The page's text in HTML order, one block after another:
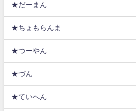
★だーまん
★ちょもらんま
★つーやん
★づん
★ていへん